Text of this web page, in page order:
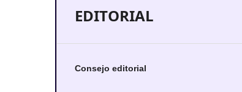
EDITORIAL
Consejo editorial